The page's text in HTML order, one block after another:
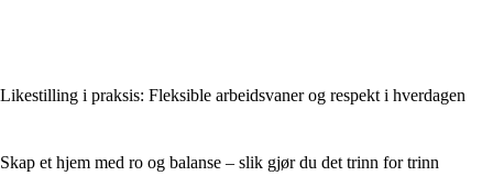
Likestilling i praksis: Fleksible arbeidsvaner og respekt i hverdagen
Skap et hjem med ro og balanse – slik gjør du det trinn for trinn